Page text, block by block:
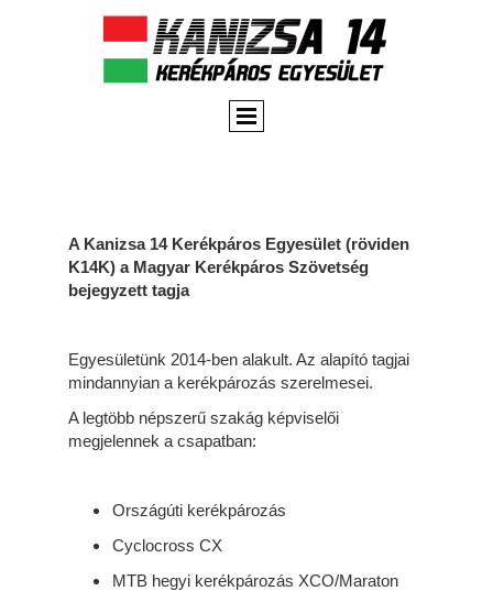
A Kanizsa 14 Kerékpáros Egyesület (röviden
K14K) a Magyar Kerékpáros Szövetség
bejegyzett tagja
Egyesületünk 2014-ben alakult. Az alapító tagjai
mindannyian a kerékpározás szerelmesei.
A legtöbb népszerű szakág képviselői
megjelennek a csapatban:
Országúti kerékpározás
Cyclocross CX
MTB hegyi kerékpározás XCO/Maraton